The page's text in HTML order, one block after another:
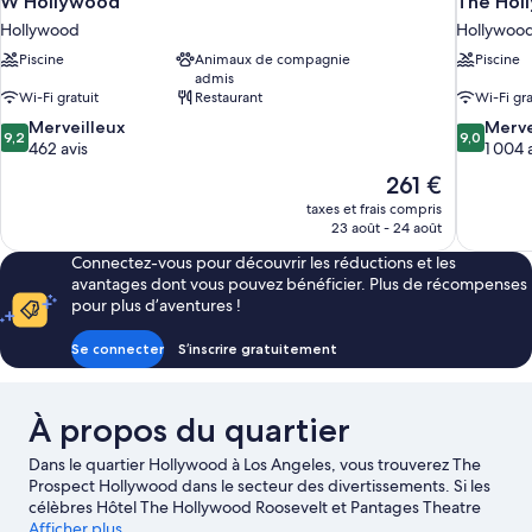
Hollywood
Piscine
Animaux de compagnie
admis
Wi-Fi gratuit
Restaurant
9.2
sur
9,2 Merveilleux
462 avis
Le
nouveau
prix
de
261 €
261 €
taxes et frais compris
23 août - 24 août
Piscine
Wi-Fi
9.0
sur
9,0
1 004
Connectez-vous pour découvrir les réductions et les
avantages dont vous pouvez bénéficier. Plus de récompenses
pour plus d’aventures !
Se connecter S’inscrire gratuitement
À propos du quartier
Dans le quartier Hollywood à Los Angeles, vous trouverez The
Prospect Hollywood dans le secteur des divertissements. Si les
célèbres Hôtel The Hollywood Roosevelt et Pantages Theatre